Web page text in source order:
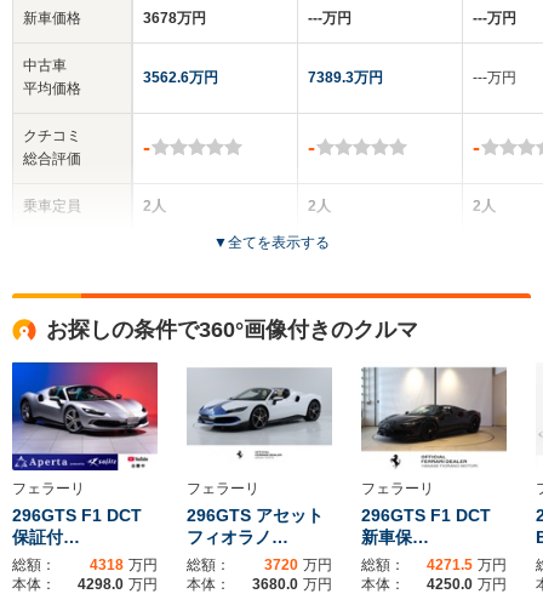
新車価格
中古車
平均価格
クチコミ
総合評価
乗車定員
サイズ
(全長x全幅x全高)
3678万円
3562.6万円
-
2人
1.19m
全幅
ホイールベース
-m
‐‐‐万円
7389.3万円
-
2人
3ドア
1.29m
全幅
-m
全長
4.73m
ホイールベース
-m
‐‐‐万円
‐‐‐万円
-
2人
-
ホイー
▼全てを表示する
お探しの条件で360°画像付きのクルマ
フェラーリ
296GTS F1 DCT
保証付…
総額： 4318 万円
本体：
4298.0 万円
フェラーリ
296GTS アセット
フィオラノ…
総額： 3720 万円
本体：
3680.0 万円
フェラーリ
296GTS F1 DCT
新車保…
総額： 4271.5 万円
本体：
4250.0 万円